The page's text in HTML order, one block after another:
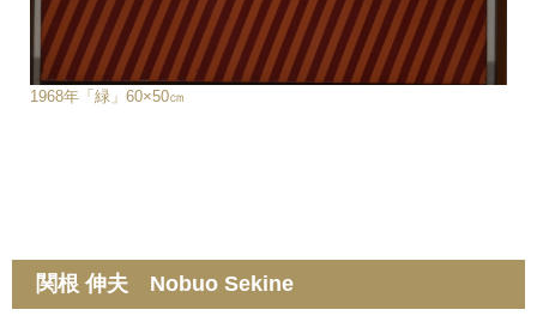
1968年「緑」60×50㎝
関根 伸夫 Nobuo Sekine